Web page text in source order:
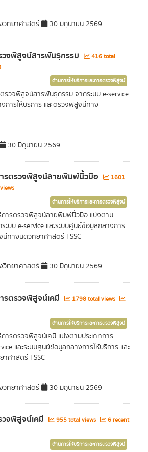
วิทยาศาสตร์ 30 มิถุนายน 2569
จพิสูจน์สารพันธุกรรม
416 total
ด้านการให้บริการและการตรวจพิสูจน์
รวจพิสูจน์สารพันธุกรรม จากระบบ e-service
การให้บริการ และตรวจพิสูจน์ทาง
30 มิถุนายน 2569
รตรวจพิสูจน์ลายพิมพ์นิ้วมือ
1601
ด้านการให้บริการและการตรวจพิสูจน์
ารตรวจพิสูจน์ลายพิมพ์นิ้วมือ แบ่งตาม
ะบบ e-service และระบบศูนย์ข้อมูลกลางการ
น์ทางนิติวิทยาศาสตร์ FSSC
วิทยาศาสตร์ 30 มิถุนายน 2569
ตรวจพิสูจน์เคมี
1798 total views
ด้านการให้บริการและการตรวจพิสูจน์
ารตรวจพิสูจน์เคมี แบ่งตามประเภทการ
และระบบศูนย์ข้อมูลกลางการให้บริการ และ
ศาสตร์ FSSC
วิทยาศาสตร์ 30 มิถุนายน 2569
จพิสูจน์เคมี 955 total views
6 recent
ด้านการให้บริการและการตรวจพิสูจน์